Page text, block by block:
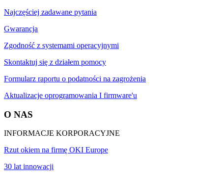
Najczęściej zadawane pytania
Gwarancja
Zgodność z systemami operacyjnymi
Skontaktuj się z działem pomocy
Formularz raportu o podatności na zagrożenia
Aktualizacje oprogramowania I firmware'u
O NAS
INFORMACJE KORPORACYJNE
Rzut okiem na firmę OKI Europe
30 lat innowacji